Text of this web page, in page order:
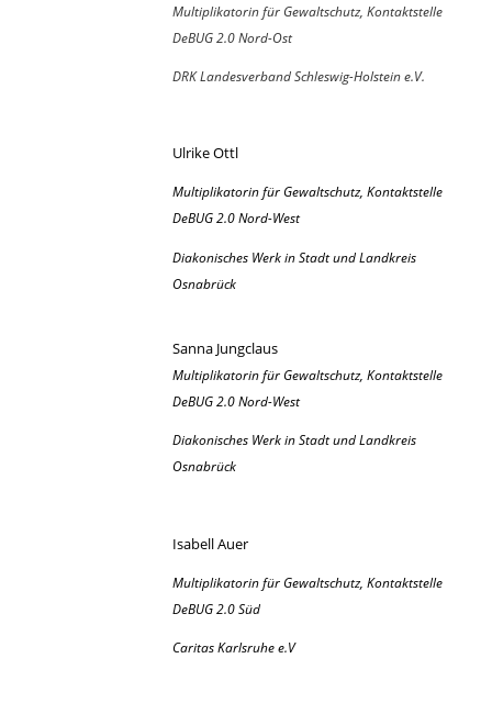
Multiplikatorin für Gewaltschutz, Kontaktstelle
DeBUG 2.0 Nord-Ost
DRK Landesverband Schleswig-Holstein e.V.
Ulrike Ottl
Multiplikatorin für Gewaltschutz, Kontaktstelle
DeBUG 2.0 Nord-West
Diakonisches Werk in Stadt und Landkreis
Osnabrück
Sanna Jungclaus
Multiplikatorin für Gewaltschutz, Kontaktstelle
DeBUG 2.0 Nord-West
Diakonisches Werk in Stadt und Landkreis
Osnabrück
Isabell Auer
Multiplikatorin für Gewaltschutz, Kontaktstelle
DeBUG 2.0 Süd
Caritas Karlsruhe e.V